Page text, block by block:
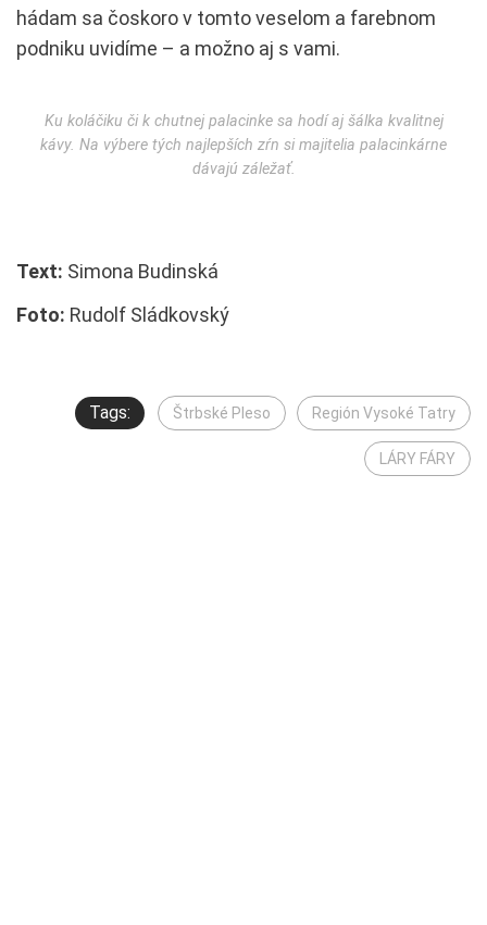
hádam sa čoskoro v tomto veselom a farebnom
podniku uvidíme – a možno aj s vami.
Ku koláčiku či k chutnej palacinke sa hodí aj šálka kvalitnej
kávy. Na výbere tých najlepších zŕn si majitelia palacinkárne
dávajú záležať.
Text: Simona Budinská
Foto: Rudolf Sládkovský
Tags: Štrbské Pleso Región Vysoké Tatry
LÁRY FÁRY